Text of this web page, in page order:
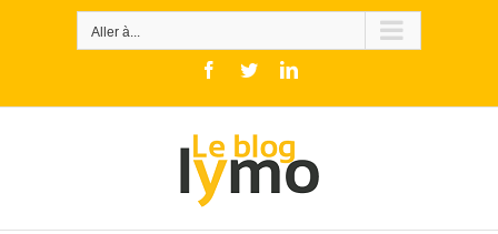
Aller à...
Facebook
TwitterLinkedIn